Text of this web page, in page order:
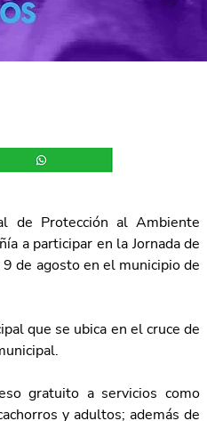
de Protección al Ambiente
a participar en la Jornada de
de agosto en el municipio de
que se ubica en el cruce de
gratuito a servicios como
y adultos; además de